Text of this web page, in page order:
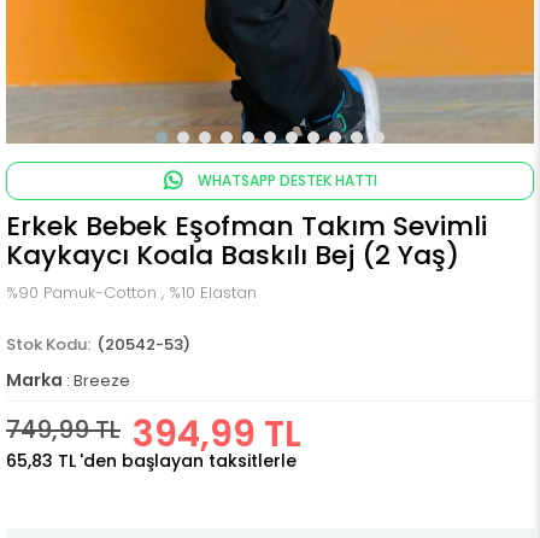
WHATSAPP DESTEK HATTI
Erkek Bebek Eşofman Takım Sevimli
Kaykaycı Koala Baskılı Bej (2 Yaş)
%90 Pamuk-Cotton , %10 Elastan
(20542-53)
Marka : Breeze
749,99 TL 394,99 TL
65,83 TL 'den başlayan taksitlerle